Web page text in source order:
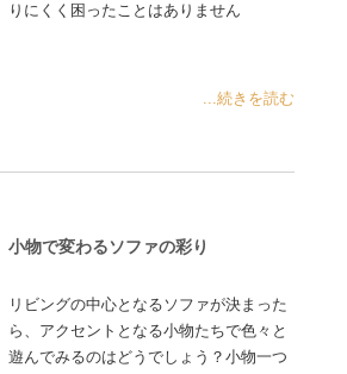
りにくく困ったことはありません
...続きを読む
小物で変わるソファの彩り
リビングの中心となるソファが決まった
ら、アクセントとなる小物たちで色々と
遊んでみるのはどうでしょう？小物一つ